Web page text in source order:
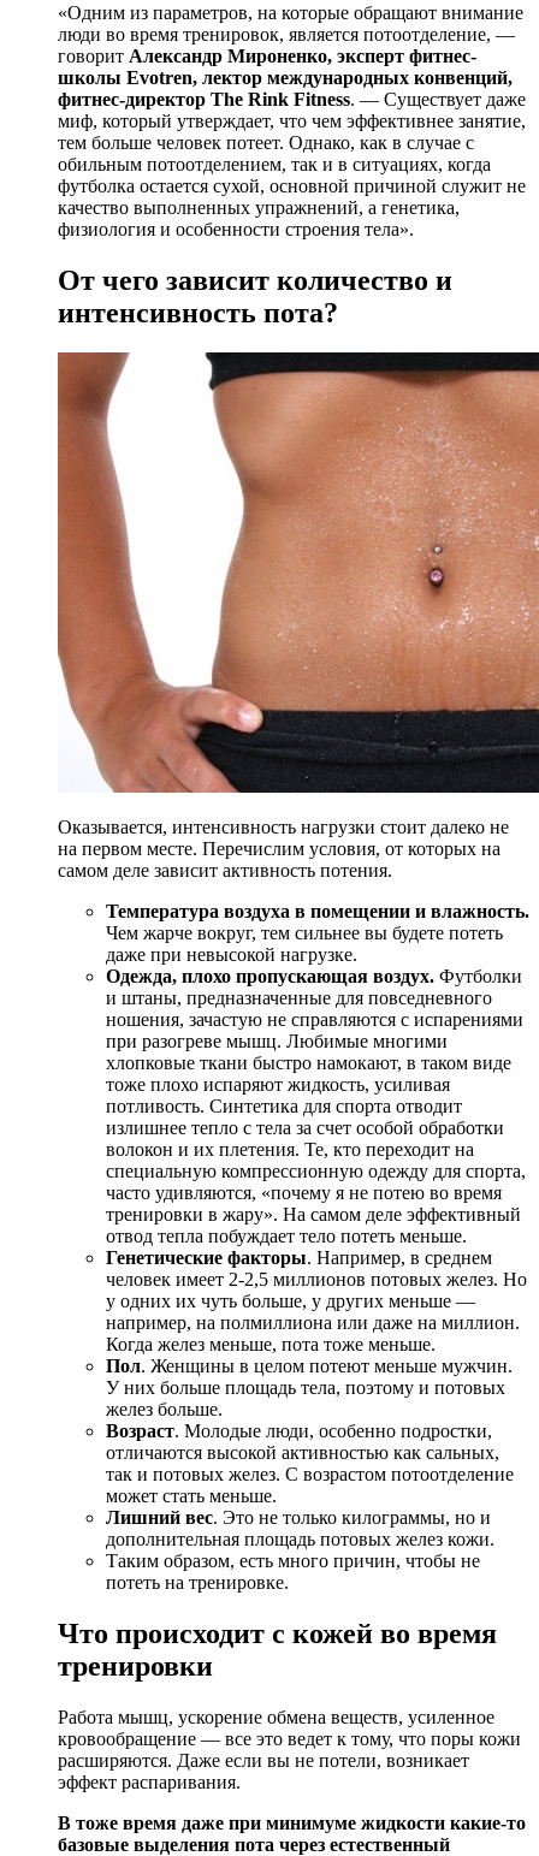
«Одним из параметров, на которые обращают внимание
люди во время тренировок, является потоотделение, —
говорит Александр Мироненко, эксперт фитнес-
школы Evotren, лектор международных конвенций,
фитнес-директор The Rink Fitness. — Существует даже
миф, который утверждает, что чем эффективнее занятие,
тем больше человек потеет. Однако, как в случае с
обильным потоотделением, так и в ситуациях, когда
футболка остается сухой, основной причиной служит не
качество выполненных упражнений, а генетика,
физиология и особенности строения тела».
От чего зависит количество и
интенсивность пота?
Оказывается, интенсивность нагрузки стоит далеко не
на первом месте. Перечислим условия, от которых на
самом деле зависит активность потения.
Температура воздуха в помещении и влажность.
Чем жарче вокруг, тем сильнее вы будете потеть
даже при невысокой нагрузке.
Одежда, плохо пропускающая воздух. Футболки
и штаны, предназначенные для повседневного
ношения, зачастую не справляются с испарениями
при разогреве мышц. Любимые многими
хлопковые ткани быстро намокают, в таком виде
тоже плохо испаряют жидкость, усиливая
потливость. Синтетика для спорта отводит
излишнее тепло с тела за счет особой обработки
волокон и их плетения. Те, кто переходит на
специальную компрессионную одежду для спорта,
часто удивляются, «почему я не потею во время
тренировки в жару». На самом деле эффективный
отвод тепла побуждает тело потеть меньше.
Генетические факторы. Например, в среднем
человек имеет 2-2,5 миллионов потовых желез. Но
у одних их чуть больше, у других меньше —
например, на полмиллиона или даже на миллион.
Когда желез меньше, пота тоже меньше.
Пол. Женщины в целом потеют меньше мужчин.
У них больше площадь тела, поэтому и потовых
желез больше.
Возраст. Молодые люди, особенно подростки,
отличаются высокой активностью как сальных,
так и потовых желез. С возрастом потоотделение
может стать меньше.
Лишний вес. Это не только килограммы, но и
дополнительная площадь потовых желез кожи.
Таким образом, есть много причин, чтобы не
потеть на тренировке.
Что происходит с кожей во время
тренировки
Работа мышц, ускорение обмена веществ, усиленное
кровообращение — все это ведет к тому, что поры кожи
расширяются. Даже если вы не потели, возникает
эффект распаривания.
В тоже время даже при минимуме жидкости какие-то
базовые выделения пота через естественный